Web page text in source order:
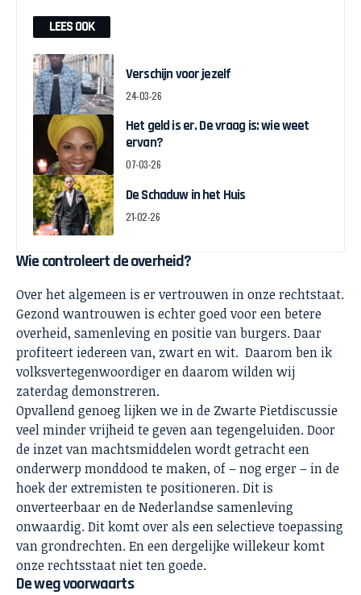
LEES OOK
Verschijn voor jezelf
24-03-26
Het geld is er. De vraag is: wie weet
ervan?
07-03-26
De Schaduw in het Huis
21-02-26
Wie controleert de overheid?
Over het algemeen is er vertrouwen in onze rechtstaat.
Gezond wantrouwen is echter goed voor een betere
overheid, samenleving en positie van burgers. Daar
profiteert iedereen van, zwart en wit. Daarom ben ik
volksvertegenwoordiger en daarom wilden wij
zaterdag demonstreren.
Opvallend genoeg lijken we in de Zwarte Pietdiscussie
veel minder vrijheid te geven aan tegengeluiden. Door
de inzet van machtsmiddelen wordt getracht een
onderwerp monddood te maken, of – nog erger – in de
hoek der extremisten te positioneren. Dit is
onverteerbaar en de Nederlandse samenleving
onwaardig. Dit komt over als een selectieve toepassing
van grondrechten. En een dergelijke willekeur komt
onze rechtsstaat niet ten goede.
De weg voorwaarts